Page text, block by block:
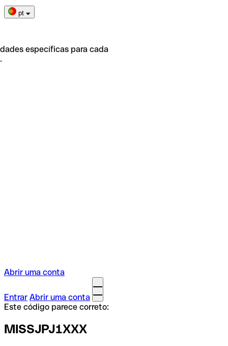
pt
específicas para cada
Abrir uma conta
Entrar Abrir uma conta
Este código parece correto:
MISSJPJ1XXX